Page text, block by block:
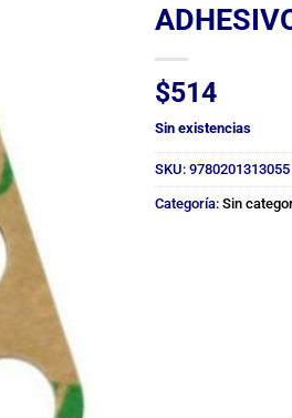
$514
Sin existencias
SKU: 9780201313055
Categoría: Sin